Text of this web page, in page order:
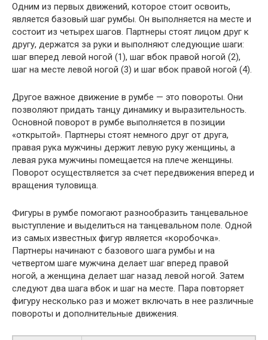
Одним из первых движений, которое стоит освоить,
является базовый шаг румбы. Он выполняется на месте и
состоит из четырех шагов. Партнеры стоят лицом друг к
другу, держатся за руки и выполняют следующие шаги:
шаг вперед левой ногой (1), шаг вбок правой ногой (2),
шаг на месте левой ногой (3) и шаг вбок правой ногой (4).
Другое важное движение в румбе — это повороты. Они
позволяют придать танцу динамику и выразительность.
Основной поворот в румбе выполняется в позиции
«открытой». Партнеры стоят немного друг от друга,
правая рука мужчины держит левую руку женщины, а
левая рука мужчины помещается на плече женщины.
Поворот осуществляется за счет передвижения вперед и
вращения туловища.
Фигуры в румбе помогают разнообразить танцевальное
выступление и выделиться на танцевальном поле. Одной
из самых известных фигур является «коробочка».
Партнеры начинают с базового шага румбы и на
четвертом шаге мужчина делает шаг вперед правой
ногой, а женщина делает шаг назад левой ногой. Затем
следуют два шага вбок и шаг на месте. Пара повторяет
фигуру несколько раз и может включать в нее различные
повороты и дополнительные движения.